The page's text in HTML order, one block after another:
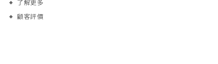
了解更多
顧客評價